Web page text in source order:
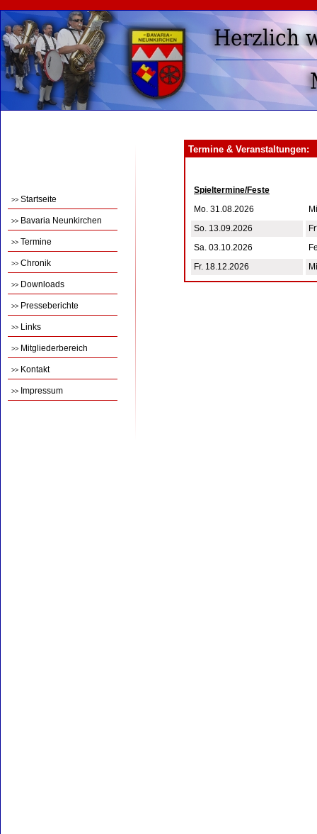
>> Startseite
>> Bavaria Neunkirchen
>> Termine
>> Chronik
>> Downloads
>> Presseberichte
>> Links
>> Mitgliederbereich
>> Kontakt
>> Impressum
Termine & Veranstaltungen:
Spieltermine/Feste
Mo. 31.08.2026
So. 13.09.2026
Sa. 03.10.2026
Fr. 18.12.2026